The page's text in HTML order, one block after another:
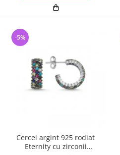
Cercei argint 925 rodiat
Eternity cu zirconii
-5%